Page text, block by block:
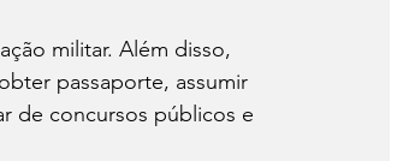
militar. Além disso,
passaporte, assumir
de concursos públicos e